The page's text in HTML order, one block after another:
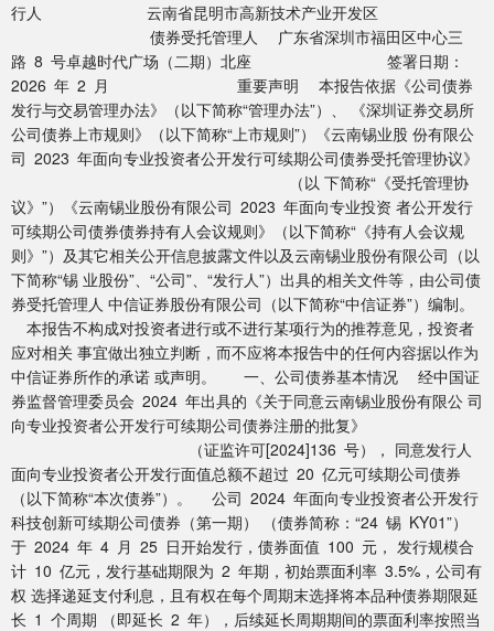
行人 云南省昆明市高新技术产业开发区
债券受托管理人 广东省深圳市福田区中心三
路 8 号卓越时代广场（二期）北座 签署日期：
2026 年 2 月 重要声明 本报告依据《公司债券
发行与交易管理办法》（以下简称“管理办法”）、 《深圳证券交易所
公司债券上市规则》（以下简称“上市规则”）《云南锡业股 份有限公
司 2023 年面向专业投资者公开发行可续期公司债券受托管理协议》
（以 下简称“《受托管理协
议》”）《云南锡业股份有限公司 2023 年面向专业投资 者公开发行
可续期公司债券债券持有人会议规则》（以下简称“《持有人会议规
则》”）及其它相关公开信息披露文件以及云南锡业股份有限公司（以
下简称“锡 业股份”、“公司”、“发行人”）出具的相关文件等，由公司债
券受托管理人 中信证券股份有限公司（以下简称“中信证券”）编制。
本报告不构成对投资者进行或不进行某项行为的推荐意见，投资者
应对相关 事宜做出独立判断，而不应将本报告中的任何内容据以作为
中信证券所作的承诺 或声明。 一、公司债券基本情况 经中国证
券监督管理委员会 2024 年出具的《关于同意云南锡业股份有限公 司
向专业投资者公开发行可续期公司债券注册的批复》
（证监许可[2024]136 号）， 同意发行人
面向专业投资者公开发行面值总额不超过 20 亿元可续期公司债券
（以下简称“本次债券”）。 公司 2024 年面向专业投资者公开发行
科技创新可续期公司债券（第一期） （债券简称：“24 锡 KY01”）
于 2024 年 4 月 25 日开始发行，债券面值 100 元， 发行规模合
计 10 亿元，发行基础期限为 2 年期，初始票面利率 3.5%，公司有
权 选择递延支付利息，且有权在每个周期末选择将本品种债券期限延
长 1 个周期 （即延长 2 年），后续延长周期期间的票面利率按照当